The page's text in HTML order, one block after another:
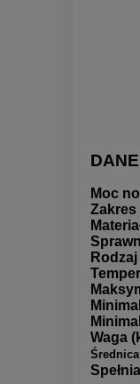
Moc
Zakres
Waga